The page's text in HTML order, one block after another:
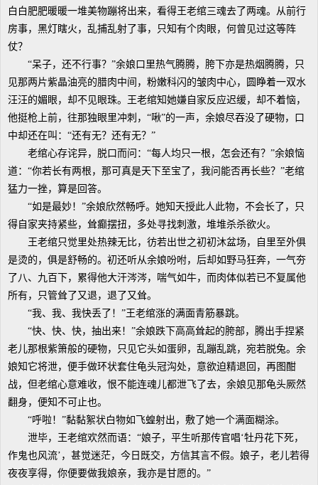
白白肥肥暖暖一堆美物蹦将出来，看得王老绾三魂去了两魂。从前行
房事，黑灯瞎火，乱捕乱射了事，只知有个肉眼，何曾见过这等阵
仗？
“呆子，还不行事？”余娘口里热气腾腾，胯下亦是热烟腾腾，只
见那两片紫晶油亮的腊肉中间，粉嫩科闪的皱肉中心，圆睁着一双水
汪汪的媚眼，却不见眼珠。王老绾知她嫌自家反应迟缓，却不着恼，
他挺枪上前，往那独眼里冲刺，“啾”的一声，余娘尽吞没了硬物，口
中却还在叫：“还有无？还有无？”
老绾心存诧异，脱口而问：“每人均只一根，怎会还有？”余娘恼
道：“你若长有两根，那可真是天下至宝了，我问能否再长些？”老绾
猛力一挫，算是回答。
“如是最妙！”余娘欣然畅呼。她知天授此人此物，不会长了，只
得自家夹持紧些，耸癫摆扭，多处寻找刺激，堆堆杀杀欲火。
王老绾只觉里处热辣无比，彷若出世之初初沐盆场，自里至外俱
是烫的，俱是舒畅的。初还听从余娘吩咐，后却如野马狂奔，一气夯
了八、九百下，累得他大汗涔涔，喘气如牛，而肉体似若已不复属他
所有，只管耸了又退，退了又耸。
“我、我、我快丢了！”王老绾涨的满面青筋暴跳。
“快、快、快，抽出来！”余娘跌下高高耸起的胯部，腾出手捏紧
老儿那根紫箫般的硬物，只见它头如蛋卵，乱蹦乱跳，宛若脱兔。余
娘知它将泄，便手做环状套住龟头冠沟处，意欲迫精退回，再图酣
战，但老绾心意难收，恨不能连魂儿都泄飞了去，余娘见那龟头厥然
翻身，便知不可止也。
“呼啦！”黏黏絮状白物如飞蝗射出，敷了她一个满面糊涂。
泄毕，王老绾欢然而语：“娘子，平生听那传官唱‘牡丹花下死，
作鬼也风流’，甚觉迷茫，今日既交，方信其言不假。娘子，老儿若得
夜夜享得，你便要做我娘亲，我亦是甘愿的。”